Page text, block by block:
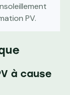
PV.
à cause